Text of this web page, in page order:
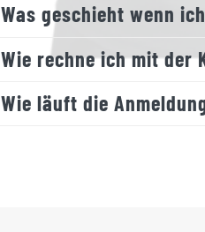
Was geschieht wenn
Wie rechne ich mit der
Wie läuft die